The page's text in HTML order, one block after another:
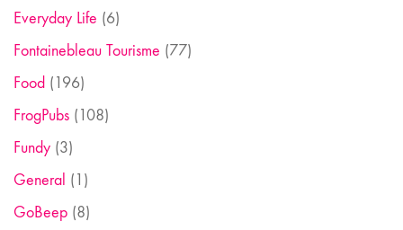
Everyday Life (6)
Fontainebleau Tourisme (77)
Food (196)
FrogPubs (108)
Fundy (3)
General (1)
GoBeep (8)